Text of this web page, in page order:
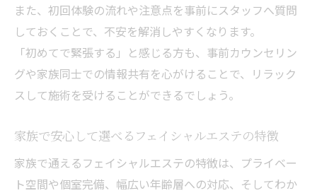
また、初回体験の流れや注意点を事前にスタッフへ質問
しておくことで、不安を解消しやすくなります。
「初めてで緊張する」と感じる方も、事前カウンセリン
グや家族同士での情報共有を心がけることで、リラック
スして施術を受けることができるでしょう。
家族で安心して選べるフェイシャルエステの特徴
家族で通えるフェイシャルエステの特徴は、プライベー
ト空間や個室完備、幅広い年齢層への対応、そしてわか